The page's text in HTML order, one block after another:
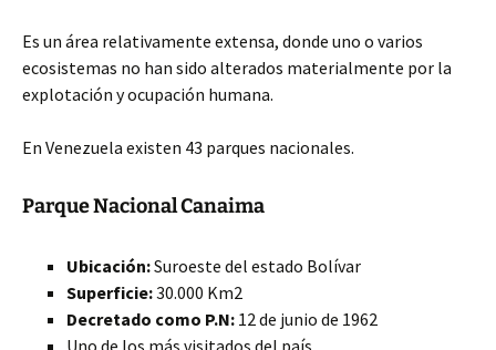
Es un área relativamente extensa, donde uno o varios
ecosistemas no han sido alterados materialmente por la
explotación y ocupación humana.
En Venezuela existen 43 parques nacionales.
Parque Nacional Canaima
Ubicación:Suroeste del estado Bolívar
Superficie:30.000 Km2
Decretado como P.N: 12 de junio de 1962
Uno de los más visitados del país